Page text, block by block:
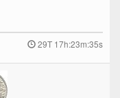
29T 17h:23m:34s